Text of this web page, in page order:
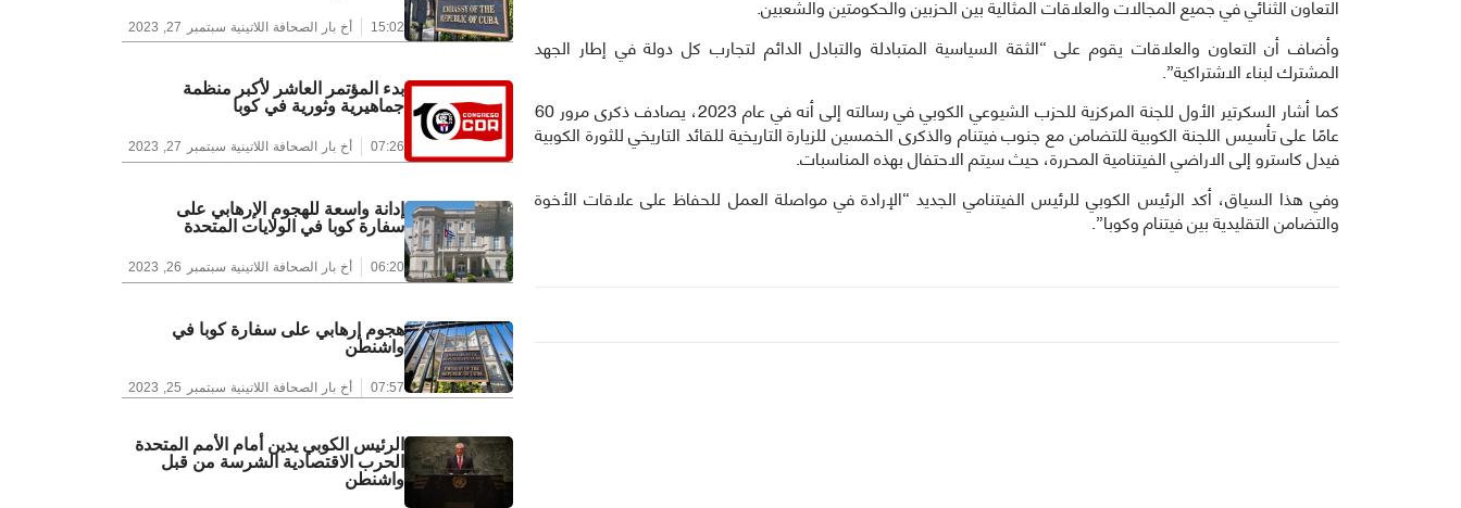
التعاون الثنائي في جميع المجالات والعلاقات المثالية بين الحزبين والحكومتين والشعبين.
وأضاف أن التعاون والعلاقات يقوم على “الثقة السياسية المتبادلة والتبادل الدائم لتجارب كل دولة في إطار الجهد
المشترك لبناء الاشتراكية”.
كما أشار السكرتير الأول للجنة المركزية للحزب الشيوعي الكوبي في رسالته إلى أنه في عام 2023، يصادف ذكرى مرور 60
عامًا على تأسيس اللجنة الكوبية للتضامن مع جنوب فيتنام والذكرى الخمسين للزيارة التاريخية للقائد التاريخي للثورة الكوبية
فيدل كاسترو إلى الاراضي الفيتنامية المحررة، حيث سيتم الاحتفال بهذه المناسبات.
وفي هذا السياق، أكد الرئيس الكوبي للرئيس الفيتنامي الجديد “الإرادة في مواصلة العمل للحفاظ على علاقات الأخوة
والتضامن التقليدية بين فيتنام وكوبا”.
15:02 أخ بار الصحافة اللاتينية سبتمبر 27, 2023
بدء المؤتمر العاشر لأكبر منظمة
جماهيرية وثورية في كوبا
07:26 أخ بار الصحافة اللاتينية سبتمبر 27, 2023
إدانة واسعة للهجوم الإرهابي على
سفارة كوبا في الولايات المتحدة
06:20 أخ بار الصحافة اللاتينية سبتمبر 26, 2023
هجوم إرهابي على سفارة كوبا في
واشنطن
07:57 أخ بار الصحافة اللاتينية سبتمبر 25, 2023
الرئيس الكوبي يدين أمام الأمم المتحدة
الحرب الاقتصادية الشرسة من قبل
واشنطن